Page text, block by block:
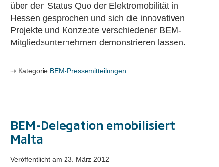
über den Status Quo der Elektromobilität in
Hessen gesprochen und sich die innovativen
Projekte und Konzepte verschiedener BEM-
Mitgliedsunternehmen demonstrieren lassen.
Kategorie BEM-Pressemitteilungen
BEM-Delegation emobilisiert
Malta
Veröffentlicht am 23. März 2012